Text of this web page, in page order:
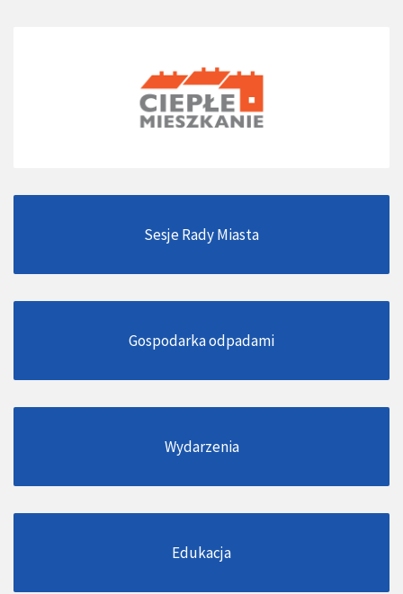
Sesje Rady Miasta
Gospodarka odpadami
Wydarzenia
Edukacja